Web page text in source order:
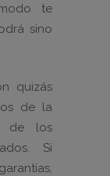
te
sino
quizás
de la
de los
Si